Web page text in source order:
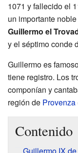
1071 y fallecido el
un importante
Guillermo el
y el séptimo conde
Guillermo es
tiene registro. Los
componían y
región de Provenza
Contenido